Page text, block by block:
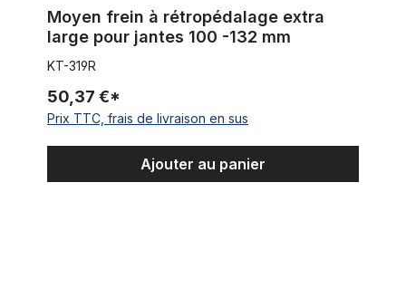
Moyen frein à rétropédalage extra
large pour jantes 100 -132 mm
KT-319R
50,37 €*
Prix TTC, frais de livraison en sus
Ajouter au panier